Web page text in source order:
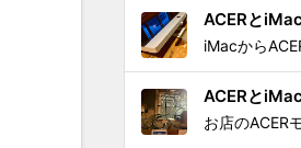
ACERと
ACERと